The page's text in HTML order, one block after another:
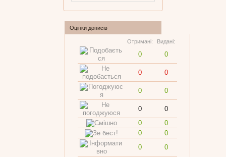
Оцінки дописів
Отримані: Видані:
0 0
0 0
0 0
0
0
0
0
0
0
0
0